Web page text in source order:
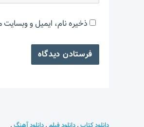
ذخیره نام، ایمیل و
دانلود کتاب.دانلود فیلم .دانلود آهنگ.